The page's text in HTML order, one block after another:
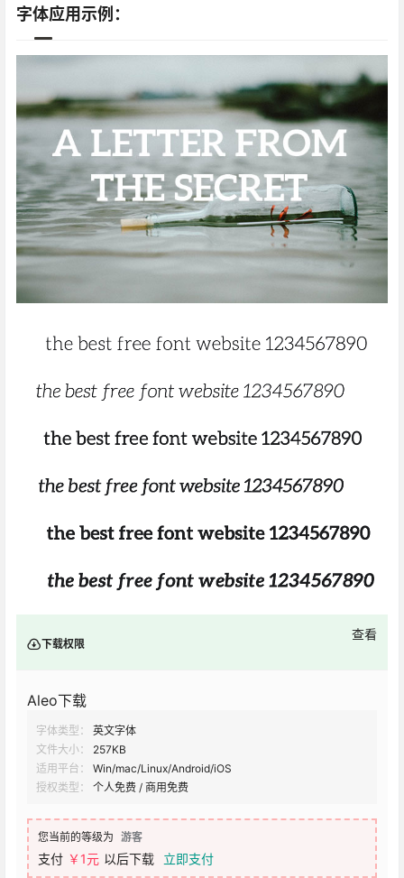
字体应用示例：
下载权限
查看
Aleo下载
字体类型：
英文字体
文件大小：
257KB
适用平台：
Win/mac/Linux/Android/iOS
授权类型：
个人免费 / 商用免费
您当前的等级为 游客
支付 ￥1元 以后下载 立即支付